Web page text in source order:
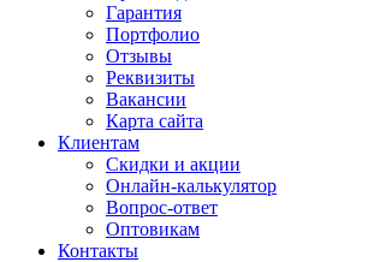
Гарантия
Портфолио
Отзывы
Реквизиты
Вакансии
Карта сайта
Клиентам
Скидки и акции
Онлайн-калькулятор
Вопрос-ответ
Оптовикам
Контакты